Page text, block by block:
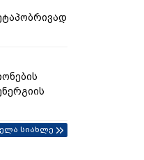
სიახლე